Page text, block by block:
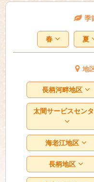
季
春 夏
地
長柄河畔地区
太間サービスセン
海老江地区
長柄地区